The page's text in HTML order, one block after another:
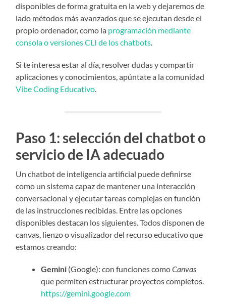
disponibles de forma gratuita en la web y dejaremos de
lado métodos más avanzados que se ejecutan desde el
propio ordenador, como la programación mediante
consola o versiones CLI de los chatbots
Si te interesa estar al día, resolver dudas y compartir
aplicaciones y conocimientos, apúntate a la comunidad
Vibe Coding Educativo
Paso 1: selección del chatbot o
servicio de IA adecuado
Un chatbot de inteligencia artificial puede definirse
como un sistema capaz de mantener una interacción
conversacional y ejecutar tareas complejas en función
de las instrucciones recibidas. Entre las opciones
disponibles destacan los siguientes. Todos disponen de
canvas, lienzo o visualizador del recurso educativo que
estamos creando:
Gemini (Google): con funciones comoCanvas
que permiten estructurar proyectos completos.
https://gemini.google.com